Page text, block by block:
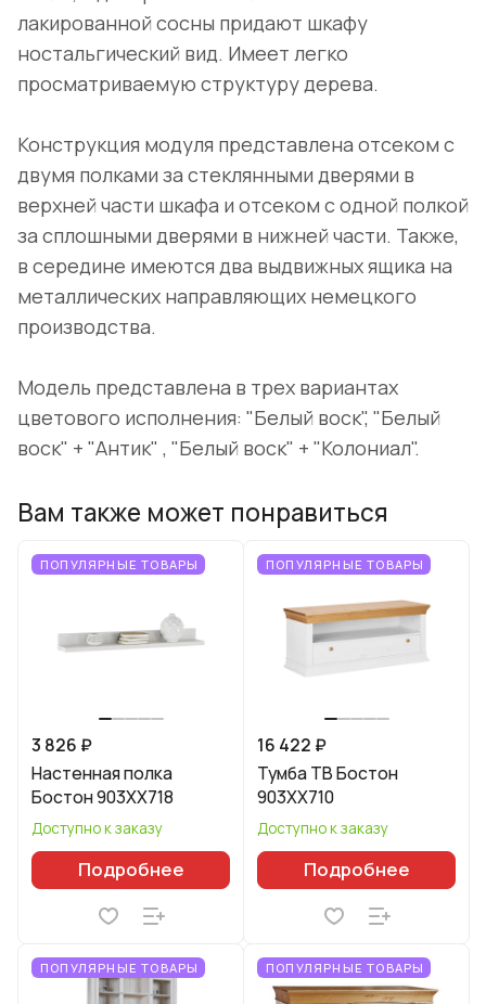
лакированной сосны придают шкафу
ностальгический вид. Имеет легко
просматриваемую структуру дерева.
Конструкция модуля представлена отсеком с
двумя полками за стеклянными дверями в
верхней части шкафа и отсеком с одной полкой
за сплошными дверями в нижней части. Также,
в середине имеются два выдвижных ящика на
металлических направляющих немецкого
производства.
Модель представлена в трех вариантах
цветового исполнения: "Белый воск", "Белый
воск" + "Антик" , "Белый воск" + "Колониал".
Вам также может понравиться
ПОПУЛЯРНЫЕ ТОВАРЫ
3 826 ₽
Настенная полка
Бостон 903XX718
Доступно к заказу
Подробнее
ПОПУЛЯРНЫЕ ТОВАРЫ
16 422 ₽
Тумба ТВ Бостон
903XX710
Доступно к заказу
Подробнее
ПОПУЛЯРНЫЕ ТОВАРЫ ПОПУЛЯРНЫЕ ТОВАРЫ